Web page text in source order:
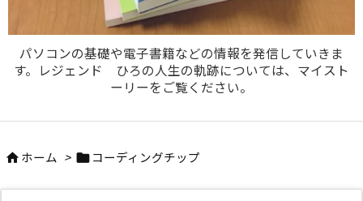
パソコンの基礎や電子書籍などの情報を発信していきま
す。レジェンド ひろの人生の軌跡については、マイスト
ーリーをご覧ください。

検索
 ホーム >  コーディングチップ